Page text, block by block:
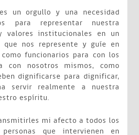
un orgullo y una necesidad
para representar nuestra
valores institucionales en un
que nos represente y guíe en
funcionarios para con los
con nosotros mismos, como
dignificarse para dignificar,
servir realmente a nuestra
espíritu.
mi afecto a todos los
que intervienen en